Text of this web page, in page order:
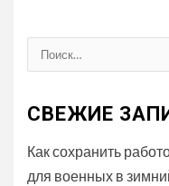
Найти:
СВЕЖИЕ
Как сохранить
для военных в